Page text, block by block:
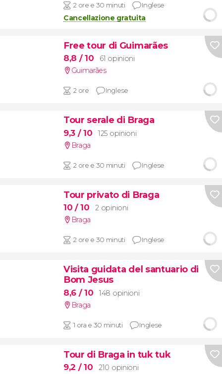
2 ore e 30 minuti Inglese
Cancellazione gratuita
Free tour di Guimarães
8,8 / 10
61 opinioni
Guimarães
2 ore Inglese
Tour serale di Braga
9,3 / 10
125 opinioni
Braga
2 ore e 30 minuti Inglese
Tour privato di Braga
10 / 10
2 opinioni
Braga
2 ore e 30 minuti Inglese
Visita guidata del santuario di
Bom Jesus
8,6 / 10
148 opinioni
Braga
1 ora e 30 minuti Inglese
Tour di Braga in tuk tuk
9,2 / 10
210 opinioni